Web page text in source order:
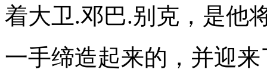
着大卫.邓巴.别克，是他
一手缔造起来的，并迎